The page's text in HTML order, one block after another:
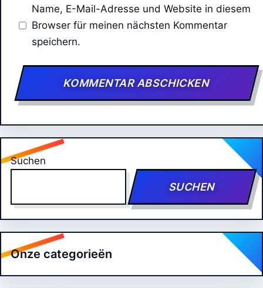
Name, E-Mail-Adresse und Website in diesem
Browser für meinen nächsten Kommentar
speichern.
Suchen
SUCHEN
Onze categorieën